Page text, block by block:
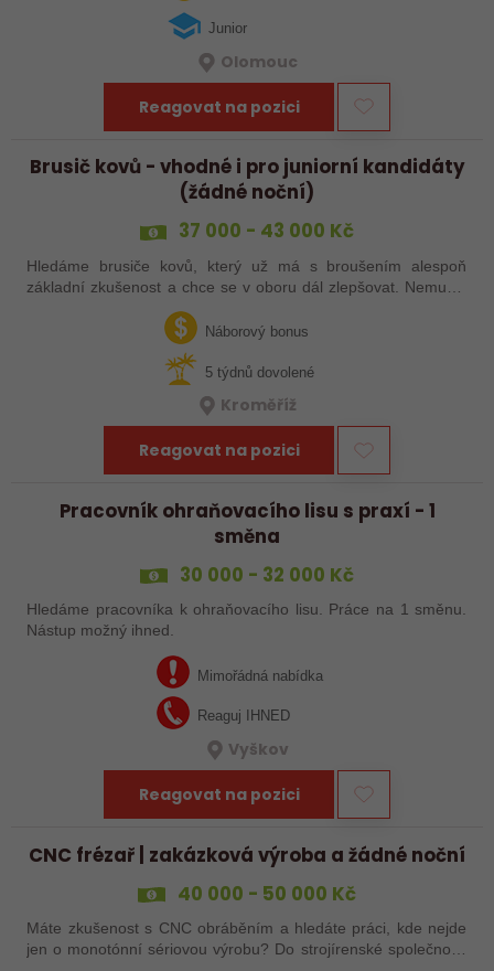
Junior
Olomouc
Reagovat na pozici
Brusič kovů - vhodné i pro juniorní kandidáty
(žádné noční)
37 000 - 43 000 Kč
Hledáme brusiče kovů, který už má s broušením alespoň
základní zkušenost a chce se v oboru dál zlepšovat. Nemusíš
být samostatný specialista s dlouholetou praxí. Důležité je,
abys už někdy pracoval…Náborový bonus
5 týdnů dovolené
Kroměříž
Reagovat na pozici
Pracovník ohraňovacího lisu s praxí - 1
směna
30 000 - 32 000 Kč
Hledáme pracovníka k ohraňovacího lisu. Práce na 1 směnu.
Nástup možný ihned.
Mimořádná nabídka
Reaguj IHNED
Vyškov
Reagovat na pozici
CNC frézař | zakázková výroba a žádné noční
40 000 - 50 000 Kč
Máte zkušenost s CNC obráběním a hledáte práci, kde nejde
jen o monotónní sériovou výrobu? Do strojírenské společnosti